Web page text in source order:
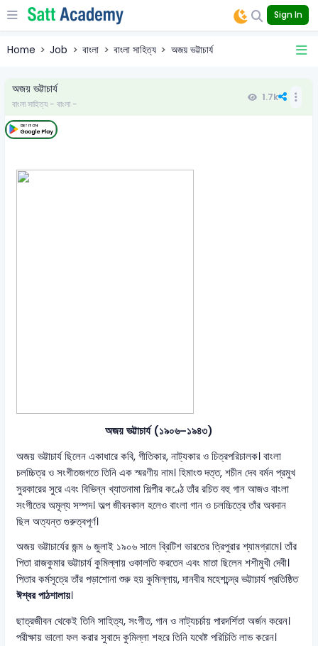
Sign In
Home Job বাংলা বাংলা সাহিত্য অজয় ভট্টাচার্য
অজয় ভট্টাচার্য
বাংলা সাহিত্য - বাংলা -
1.7k
অজয় ভট্টাচার্য (১৯০৬–১৯৪৩)
অজয় ভট্টাচার্য ছিলেন একাধারে কবি, গীতিকার, নাট্যকার ও চিত্রপরিচালক। বাংলা
চলচ্চিত্র ও সংগীতজগতে তিনি এক স্মরণীয় নাম। হিমাংশু দত্ত, শচীন দেব বর্মন প্রমুখ
সুরকারের সুরে এবং বিভিন্ন খ্যাতনামা শিল্পীর কণ্ঠে তাঁর রচিত বহু গান আজও বাংলা
সংগীতের অমূল্য সম্পদ। অল্প জীবনকাল হলেও বাংলা গান ও চলচ্চিত্রে তাঁর অবদান
ছিল অত্যন্ত গুরুত্বপূর্ণ।
অজয় ভট্টাচার্যের জন্ম ৬ জুলাই ১৯০৬ সালে ব্রিটিশ ভারতের ত্রিপুরার শ্যামগ্রামে। তাঁর
পিতা রাজকুমার ভট্টাচার্য কুমিল্লায় ওকালতি করতেন এবং মাতা ছিলেন শশীমুখী দেবী।
পিতার কর্মসূত্রে তাঁর পড়াশোনা শুরু হয় কুমিল্লায়, দানবীর মহেশচন্দ্র ভট্টাচার্য প্রতিষ্ঠিত
ঈশ্বর পাঠশালায়।
ছাত্রজীবন থেকেই তিনি সাহিত্য, সংগীত, গান ও নাট্যচর্চায় পারদর্শিতা অর্জন করেন।
পরীক্ষায় ভালো ফল করার সুবাদে কুমিল্লা শহরে তিনি যথেষ্ট পরিচিতি লাভ করেন।